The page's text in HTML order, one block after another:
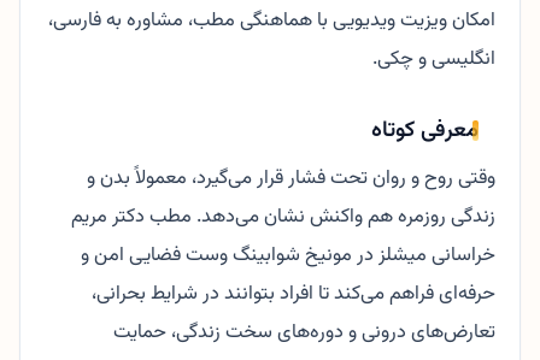
امکان ویزیت ویدیویی با هماهنگی مطب، مشاوره به فارسی،
انگلیسی و چکی.
معرفی کوتاه
وقتی روح و روان تحت فشار قرار می‌گیرد، معمولاً بدن و
زندگی روزمره هم واکنش نشان می‌دهد. مطب دکتر مریم
خراسانی میشلز در مونیخ شوابینگ وست فضایی امن و
حرفه‌ای فراهم می‌کند تا افراد بتوانند در شرایط بحرانی،
تعارض‌های درونی و دوره‌های سخت زندگی، حمایت